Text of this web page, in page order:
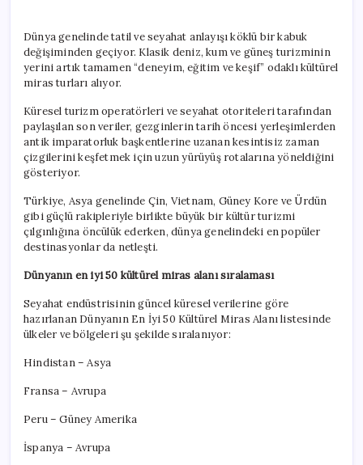
miras
alanı
arasında
için
Dünya genelinde tatil ve seyahat anlayışı köklü bir kabuk
değişiminden geçiyor. Klasik deniz, kum ve güneş turizminin
yerini artık tamamen “deneyim, eğitim ve keşif” odaklı kültürel
miras turları alıyor.
Küresel turizm operatörleri ve seyahat otoriteleri tarafından
paylaşılan son veriler, gezginlerin tarih öncesi yerleşimlerden
antik imparatorluk başkentlerine uzanan kesintisiz zaman
çizgilerini keşfetmek için uzun yürüyüş rotalarına yöneldiğini
gösteriyor.
Türkiye, Asya genelinde Çin, Vietnam, Güney Kore ve Ürdün
gibi güçlü rakipleriyle birlikte büyük bir kültür turizmi
çılgınlığına öncülük ederken, dünya genelindeki en popüler
destinasyonlar da netleşti.
Dünyanın en iyi 50 kültürel miras alanı sıralaması
Seyahat endüstrisinin güncel küresel verilerine göre
hazırlanan Dünyanın En İyi 50 Kültürel Miras Alanı listesinde
ülkeler ve bölgeleri şu şekilde sıralanıyor:
Hindistan – Asya
Fransa – Avrupa
Peru – Güney Amerika
İspanya – Avrupa